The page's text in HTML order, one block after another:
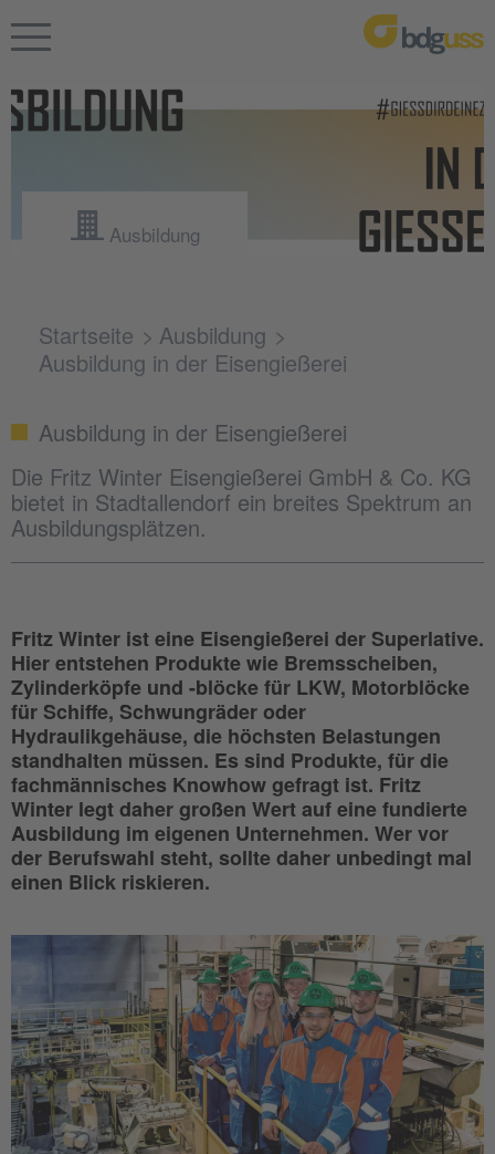
Ausbildung
Startseite
Ausbildung
Ausbildung in der Eisengießerei
Ausbildung in der Eisengießerei
Die Fritz Winter Eisengießerei GmbH & Co. KG
bietet in Stadtallendorf ein breites Spektrum an
Ausbildungsplätzen.
Fritz Winter ist eine Eisengießerei der Superlative.
Hier entstehen Produkte wie Bremsscheiben,
Zylinderköpfe und -blöcke für LKW, Motorblöcke
für Schiffe, Schwungräder oder
Hydraulikgehäuse, die höchsten Belastungen
standhalten müssen. Es sind Produkte, für die
fachmännisches Knowhow gefragt ist. Fritz
Winter legt daher großen Wert auf eine fundierte
Ausbildung im eigenen Unternehmen. Wer vor
der Berufswahl steht, sollte daher unbedingt mal
einen Blick riskieren.